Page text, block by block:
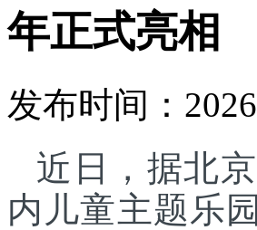
年正式亮相
发布时间：
近日，据北
内儿童主题乐